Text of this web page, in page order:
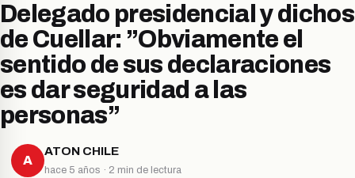
Delegado presidencial y dichos
de Cuellar: ”Obviamente el
sentido de sus declaraciones
es dar seguridad a las
personas”
A
ATON CHILE
hace 5 años · 2 min de lectura